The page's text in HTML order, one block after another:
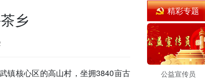
乡
镇核心区的高山村，坐拥3840亩古
精彩专题
公益宣传员